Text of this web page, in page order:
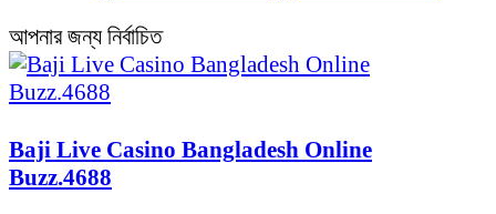
আপনার জন্য নির্বাচিত
Baji Live Casino Bangladesh Online
Buzz.4688